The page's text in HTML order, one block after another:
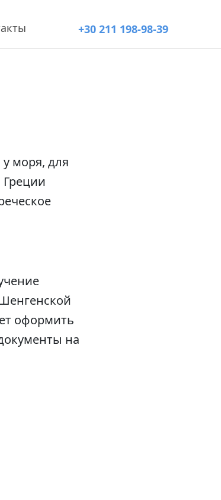
+30 211 198-98-39
моря, для
Греции
оформить
на